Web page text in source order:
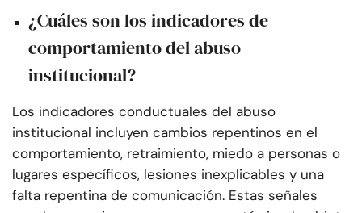
¿Cuáles son los indicadores de
comportamiento del abuso
institucional?
Los indicadores conductuales del abuso
institucional incluyen cambios repentinos en el
comportamiento, retraimiento, miedo a personas o
lugares específicos, lesiones inexplicables y una
falta repentina de comunicación. Estas señales